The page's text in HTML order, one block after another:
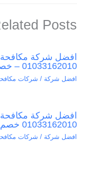
Posts
افضل شركة
01033162010 – خصم 50 %
افضل شركة / شركات
افضل شركة
01033162010 خصم 60 %
افضل شركة / شركات